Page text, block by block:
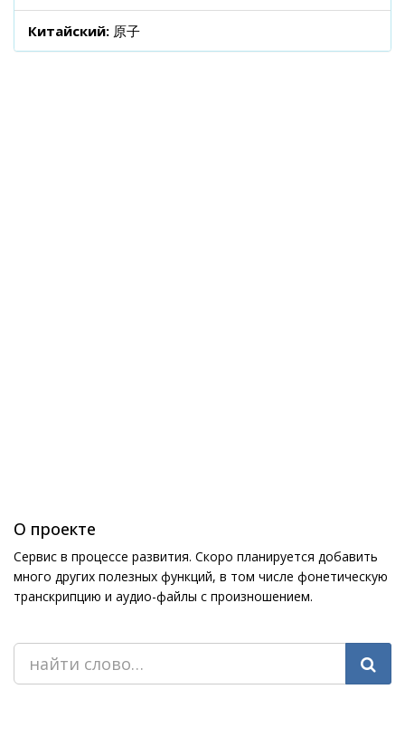
Китайский: 原子
О проекте
Сервис в процессе развития. Скоро планируется добавить
много других полезных функций, в том числе фонетическую
транскрипцию и аудио-файлы с произношением.